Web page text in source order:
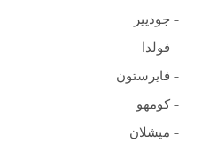
– جوديير
– فولدا
– فايرستون
– كومهو
– ميشلان